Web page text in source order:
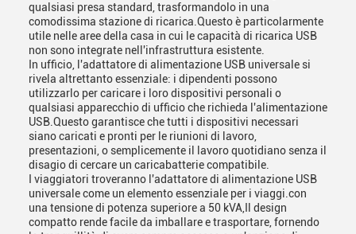
qualsiasi presa standard, trasformandolo in una
comodissima stazione di ricarica.Questo è particolarmente
utile nelle aree della casa in cui le capacità di ricarica USB
non sono integrate nell'infrastruttura esistente.
In ufficio, l'adattatore di alimentazione USB universale si
rivela altrettanto essenziale: i dipendenti possono
utilizzarlo per caricare i loro dispositivi personali o
qualsiasi apparecchio di ufficio che richieda l'alimentazione
USB.Questo garantisce che tutti i dispositivi necessari
siano caricati e pronti per le riunioni di lavoro,
presentazioni, o semplicemente il lavoro quotidiano senza il
disagio di cercare un caricabatterie compatibile.
I viaggiatori troveranno l'adattatore di alimentazione USB
universale come un elemento essenziale per i viaggi.con
una tensione di potenza superiore a 50 kVA,Il design
compatto rende facile da imballare e trasportare, fornendo